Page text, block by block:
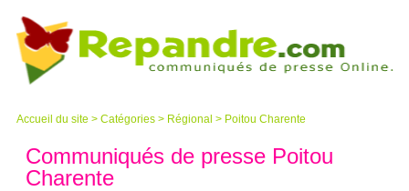
Accueil du site > Catégories > Régional > Poitou Charente
Communiqués de presse Poitou
Charente